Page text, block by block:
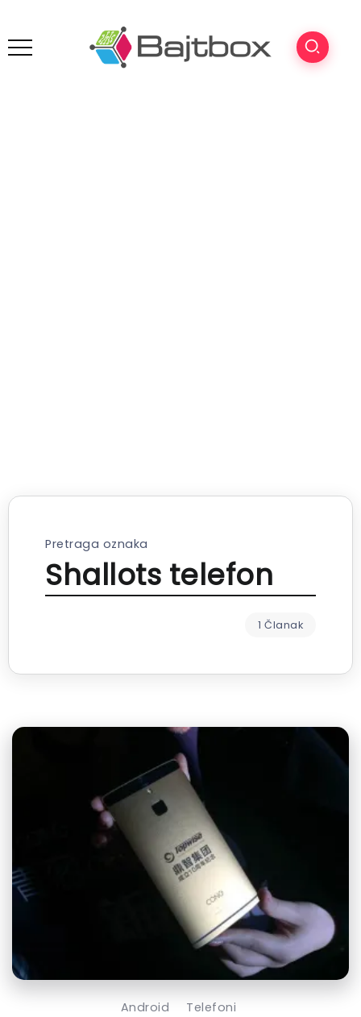
Pretraga oznaka
Shallots telefon
1 Članak
Android Telefoni